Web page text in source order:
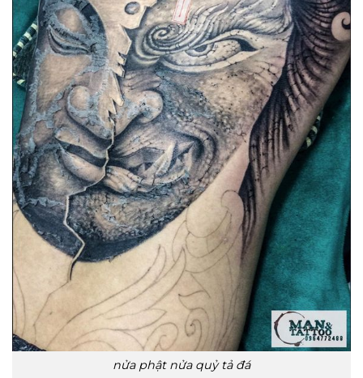
nửa phật nửa quỷ tả đá